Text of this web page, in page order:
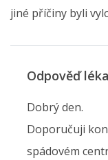
jiné příčiny byli
Odpověď
Dobrý den.
Doporučuji
spádovém